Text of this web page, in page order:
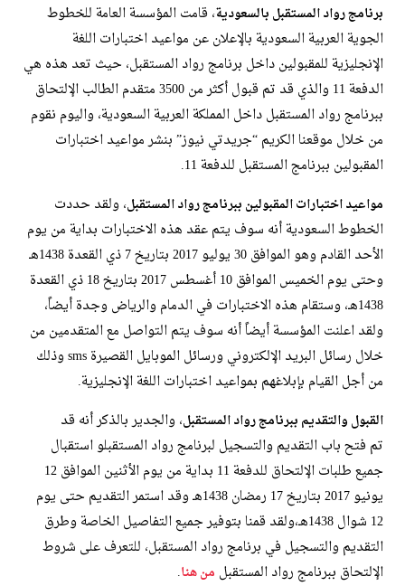
برنامج رواد المستقبل بالسعودية، قامت المؤسسة العامة للخطوط
الجوية العربية السعودية بالإعلان عن مواعيد اختبارات اللغة
الإنجليزية للمقبولين داخل برنامج رواد المستقبل، حيث تعد هذه هي
الدفعة 11 والذي قد تم قبول أكثر من 3500 متقدم الطالب الإلتحاق
ببرنامج رواد المستقبل داخل المملكة العربية السعودية، واليوم نقوم
من خلال موقعنا الكريم “جريدتي نيوز” بنشر مواعيد اختبارات
المقبولين ببرنامج المستقبل للدفعة 11.
مواعيد اختبارات المقبولين ببرنامج رواد المستقبل، ولقد حددت
الخطوط السعودية أنه سوف يتم عقد هذه الاختبارات بداية من يوم
الأحد القادم وهو الموافق 30 يوليو 2017 بتاريخ 7 ذي القعدة 1438هـ
وحتى يوم الخميس الموافق 10 أغسطس 2017 بتاريخ 18 ذي القعدة
1438هـ، وستقام هذه الاختبارات في الدمام والرياض وجدة أيضاً،
ولقد اعلنت المؤسسة أيضاً أنه سوف يتم التواصل مع المتقدمين من
خلال رسائل البريد الإلكتروني ورسائل الموبايل القصيرة sms وذلك
من أجل القيام بإبلاغهم بمواعيد اختبارات اللغة الإنجليزية.
القبول والتقديم ببرنامج رواد المستقبل، والجدير بالذكر أنه قد
تم فتح باب التقديم والتسجيل لبرنامج رواد المستقبلو استقبال
جميع طلبات الإلتحاق للدفعة 11 بداية من يوم الأثنين الموافق 12
يونيو 2017 بتاريخ 17 رمضان 1438هـ وقد استمر التقديم حتى يوم
12 شوال 1438هـ،ولقد قمنا بتوفير جميع التفاصيل الخاصة وطرق
التقديم والتسجيل في برنامج رواد المستقبل، للتعرف على شروط
الإلتحاق ببرنامج رواد المستقبل من هنا.